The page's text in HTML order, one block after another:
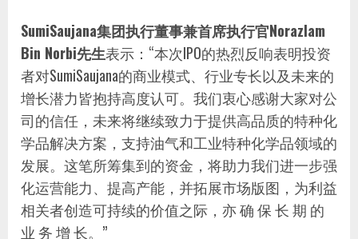
SumiSaujana集团执行董事兼首席执行官Norazlam
Bin Norbi先生表示：“本次IPO的热烈反响表明投资
者对SumiSaujana的商业模式、行业专长以及未来的
增长潜力皆抱持高度认可。我们衷心感谢大家对公
司的信任，未来将继续致力于提供高品质的特种化
学品解决方案，支持油气和工业特种化学品领域的
发展。这笔所筹集到的资金，将助力我们进一步强
化运营能力、提高产能，并拓展市场版图，为利益
相关者创造可持续的价值之际，亦 确 保 长 期 的
业 务 增 长。”